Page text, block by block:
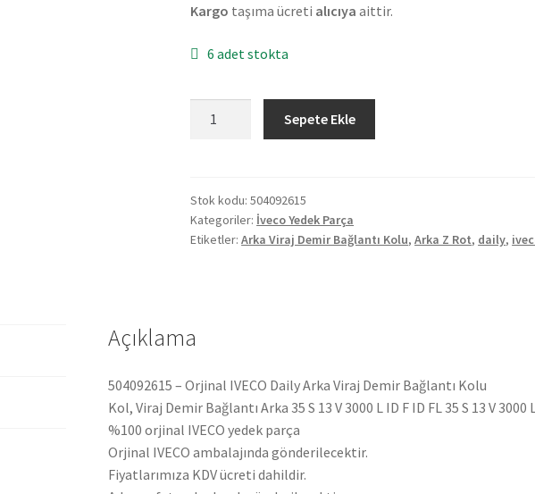
Kargo taşıma ücreti alıcıya aittir.
6 adet stokta
Viraj
Demiri
Bağlantı
Sepete Ekle
Stok kodu:504092615
Kategoriler: İveco Yedek Parça
Etiketler:Arka Viraj Demir Bağlantı Kolu,Arka Z Rot, daily,
Açıklama
504092615 – Orjinal IVECO Daily Arka Viraj Demir Bağlantı Kolu
Kol, Viraj Demir Bağlantı Arka 35 S 13 V 3000 L ID F ID FL 35 S 13 V 3000
%100 orjinal IVECO yedek parça
Orjinal IVECO ambalajında gönderilecektir.
Fiyatlarımıza KDV ücreti dahildir.